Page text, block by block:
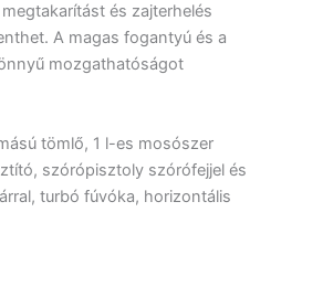
és zajterhelés
A magas fogantyú és a
mozgathatóságot
tömlő, 1 l-es mosószer
szórópisztoly szórófejjel és
turbó fúvóka, horizontális